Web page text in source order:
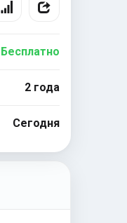
Бесплатно
2 года
Сегодня